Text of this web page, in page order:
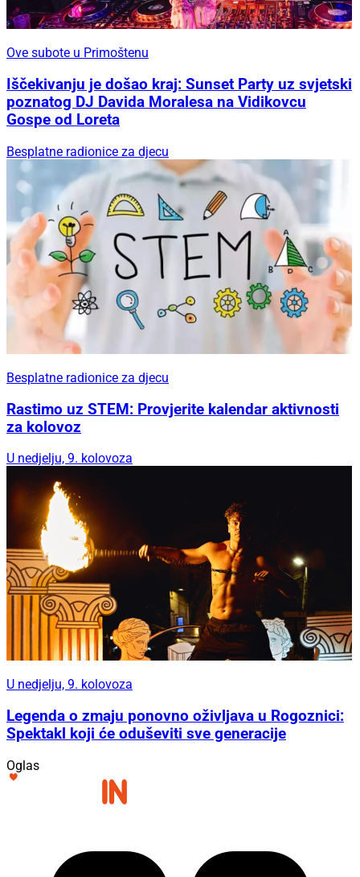
Ove subote u Primoštenu
Iščekivanju je došao kraj: Sunset Party uz svjetski
poznatog DJ Davida Moralesa na Vidikovcu
Gospe od Loreta
Besplatne radionice za djecu
Besplatne radionice za djecu
Rastimo uz STEM: Provjerite kalendar aktivnosti
za kolovoz
U nedjelju, 9. kolovoza
U nedjelju, 9. kolovoza
Legenda o zmaju ponovno oživljava u Rogoznici:
Spektakl koji će oduševiti sve generacije
Oglas